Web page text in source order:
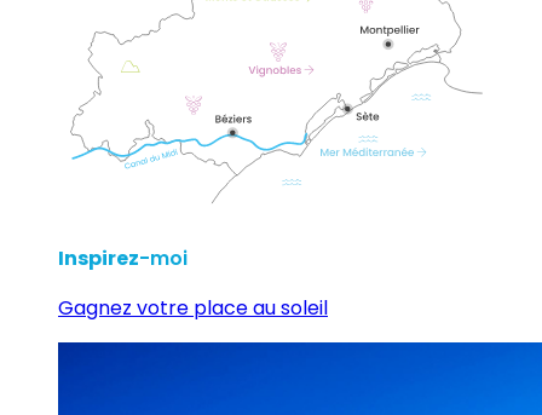
Inspirez-moi
Gagnez votre place au soleil